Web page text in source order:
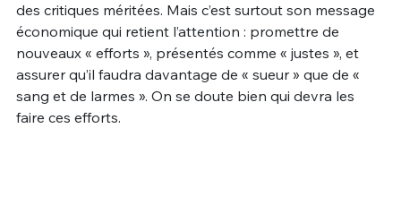
des critiques méritées. Mais c’est surtout son message
économique qui retient l’attention : promettre de
nouveaux « efforts », présentés comme « justes », et
assurer qu’il faudra davantage de « sueur » que de «
sang et de larmes ». On se doute bien qui devra les
faire ces efforts.